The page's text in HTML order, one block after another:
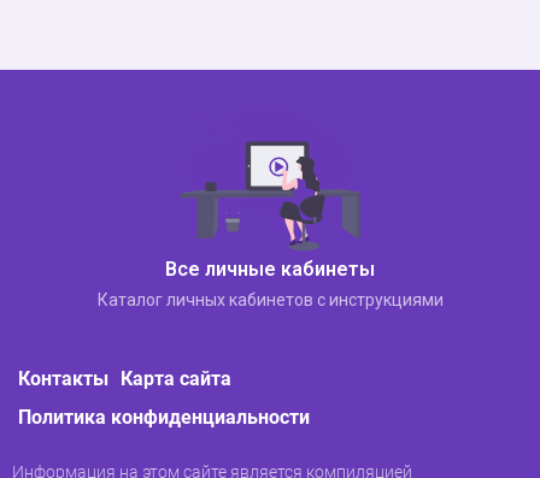
Все личные кабинеты
Каталог личных кабинетов с инструкциями
Контакты Карта сайта
Политика конфиденциальности
Информация на этом сайте является компиляцией